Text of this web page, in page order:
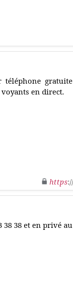
en direct.
https
38 et en privé au